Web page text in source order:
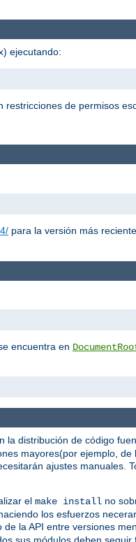
) ejecutando:
de permisos
para la versión más
encuentra en
la distribución de código
mayores(por ejemplo, de
ajustes manuales.
el make install no
los esfuerzos
de la API entre versiones